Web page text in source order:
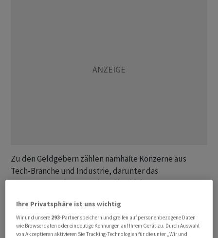
Zu den Geldgebern zählen namhafte Konzerne aus
Tech-Branche und Industrie, darunter das
Kryptounternehmen Tether, die Chipkonzerne
Auto- und Industriezulieferer Schaeffler und der
Technologiekonzern Bosch. Ausserdem beteiligt sich
die Europäische Investitionsbank. Mit welchen Summen
Ihre Privatsphäre ist uns wichtig
Wir und unsere 293-Partner speichern und greifen auf personenbezogene Daten
wie Browserdaten oder eindeutige Kennungen auf Ihrem Gerät zu. Durch Auswahl
von Akzeptieren aktivieren Sie Tracking-Technologien für die unter „Wir und